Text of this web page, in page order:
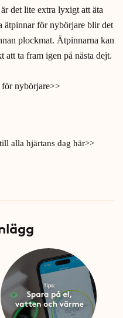
det lite extra lyxigt att äta
ätpinnar för nybörjare blir det
plockmat. Ätpinnarna kan
att ta fram igen på nästa dejt.
för nybörjare>>
alla hjärtans dag här>>